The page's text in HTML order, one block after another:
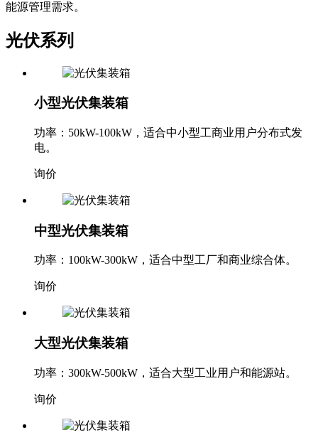
能源管理需求。
光伏系列
小型光伏集装箱
功率：50kW-100kW，适合中小型工商业用户分布式发
电。
询价
中型光伏集装箱
功率：100kW-300kW，适合中型工厂和商业综合体。
询价
大型光伏集装箱
功率：300kW-500kW，适合大型工业用户和能源站。
询价